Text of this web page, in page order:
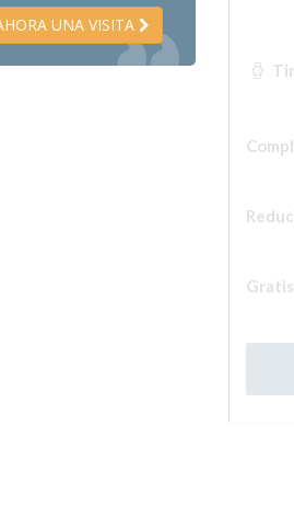
UNA VISITA